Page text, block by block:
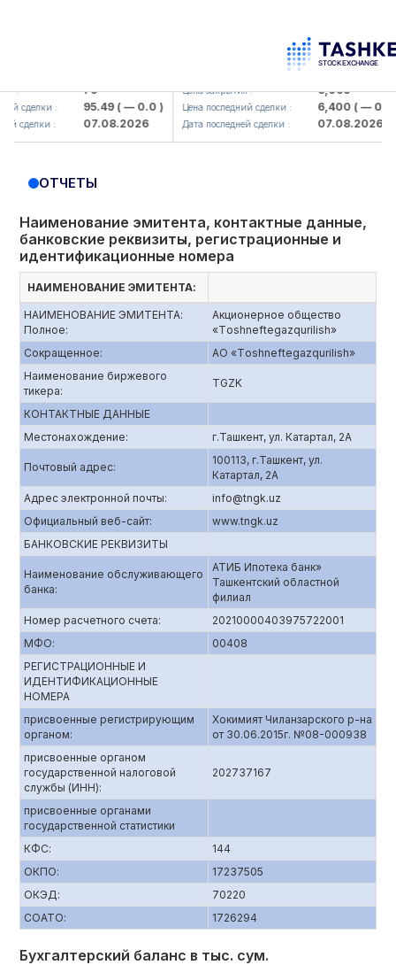
79
: 95.49( — 0.0 )
: 07.08.2026
UZMK (<O'zmetkombinat> AJ)
Цена закрытия : 6,099
Цена последний сделки : 6,400( — 0.0 )
Дата последней сделки : 07.08.2026
ОТЧЕТЫ
Наименование эмитента, контактные данные,
банковские реквизиты, регистрационные и
идентификационные номера
НАИМЕНОВАНИЕ ЭМИТЕНТА:
НАИМЕНОВАНИЕ ЭМИТЕНТА:
Полное:
Акционерное общество
«Tоshneftеgazqurilish»
Сокращенное:
АО «Tоshneftеgazqurilish»
Наименование биржевого
тикера:
TGZK
КОНТАКТНЫЕ ДАННЫЕ
Местонахождение:
г.Ташкент, ул. Катартал, 2А
Почтовый адрес:
100113, г.Ташкент, ул.
Катартал, 2А
Адрес электронной почты:
info@tngk.uz
Официальный веб-сайт:
www.tngk.uz
БАНКОВСКИЕ РЕКВИЗИТЫ
Наименование обслуживающего
банка:
АТИБ Ипотека банк»
Ташкентский областной
филиал
Номер расчетного счета:
20210000403975722001
МФО:
00408
РЕГИСТРАЦИОННЫЕ И
ИДЕНТИФИКАЦИОННЫЕ
НОМЕРА
присвоенные регистрирующим
органом:
Хокимият Чиланзарского р-на
от 30.06.2015г. №08-000938
присвоенные органом
государственной налоговой
службы (ИНН):
202737167
присвоенные органами
государственной статистики
КФС:
144
ОКПО:
17237505
ОКЭД:
70220
СОАТО:
1726294
Бухгалтерский баланс в тыс. сум.